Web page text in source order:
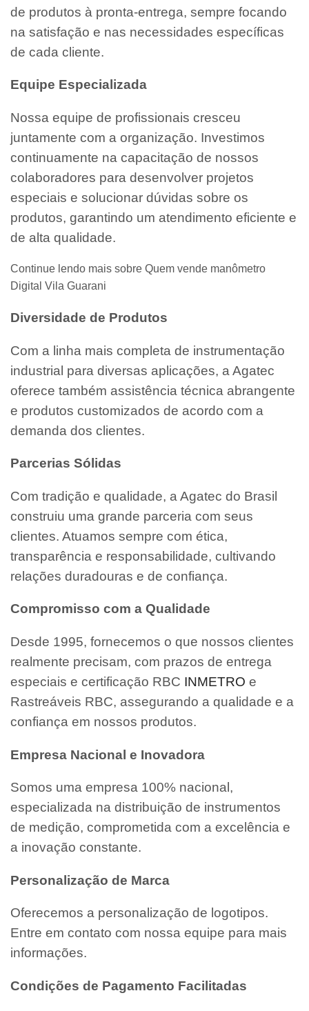
de produtos à pronta-entrega, sempre focando
na satisfação e nas necessidades específicas
de cada cliente.
Equipe Especializada
Nossa equipe de profissionais cresceu
juntamente com a organização. Investimos
continuamente na capacitação de nossos
colaboradores para desenvolver projetos
especiais e solucionar dúvidas sobre os
produtos, garantindo um atendimento eficiente e
de alta qualidade.
Continue lendo mais sobre Quem vende manômetro
Digital Vila Guarani
Diversidade de Produtos
Com a linha mais completa de instrumentação
industrial para diversas aplicações, a Agatec
oferece também assistência técnica abrangente
e produtos customizados de acordo com a
demanda dos clientes.
Parcerias Sólidas
Com tradição e qualidade, a Agatec do Brasil
construiu uma grande parceria com seus
clientes. Atuamos sempre com ética,
transparência e responsabilidade, cultivando
relações duradouras e de confiança.
Compromisso com a Qualidade
Desde 1995, fornecemos o que nossos clientes
realmente precisam, com prazos de entrega
especiais e certificação RBC INMETRO e
Rastreáveis RBC, assegurando a qualidade e a
confiança em nossos produtos.
Empresa Nacional e Inovadora
Somos uma empresa 100% nacional,
especializada na distribuição de instrumentos
de medição, comprometida com a excelência e
a inovação constante.
Personalização de Marca
Oferecemos a personalização de logotipos.
Entre em contato com nossa equipe para mais
informações.
Condições de Pagamento Facilitadas